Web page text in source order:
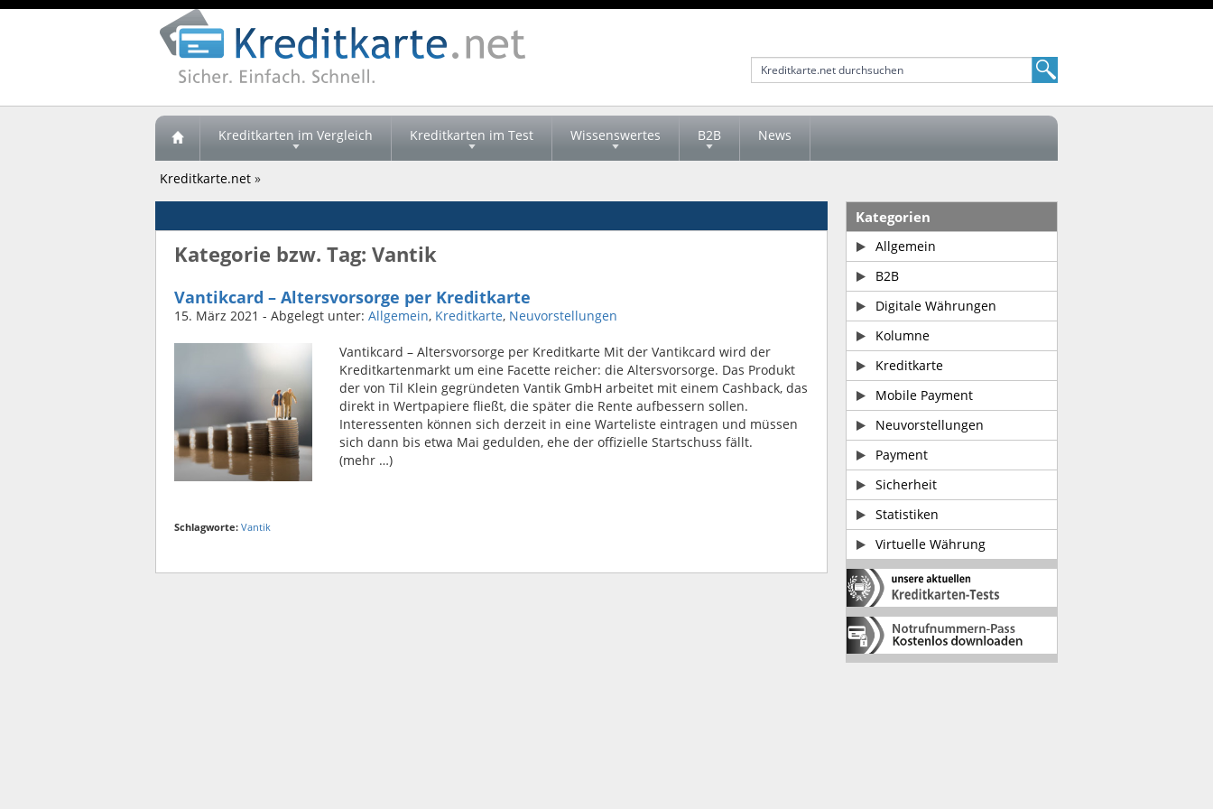
Kreditkarten im Vergleich Kreditkarten im Test Wissenswertes B2B News
Kreditkarte.net »
Kategorie bzw. Tag: Vantik
Vantikcard – Altersvorsorge per Kreditkarte
15. März 2021 - Abgelegt unter: Allgemein, Kreditkarte, Neuvorstellungen
Vantikcard – Altersvorsorge per Kreditkarte Mit der Vantikcard wird der
Kreditkartenmarkt um eine Facette reicher: die Altersvorsorge. Das Produkt
der von Til Klein gegründeten Vantik GmbH arbeitet mit einem Cashback, das
direkt in Wertpapiere fließt, die später die Rente aufbessern sollen.
Interessenten können sich derzeit in eine Warteliste eintragen und müssen
sich dann bis etwa Mai gedulden, ehe der offizielle Startschuss fällt.
(mehr …)
Schlagworte: Vantik
Kategorien
Allgemein
B2B
Digitale Währungen
Kolumne
Kreditkarte
Mobile Payment
Neuvorstellungen
Payment
Sicherheit
Statistiken
Virtuelle Währung